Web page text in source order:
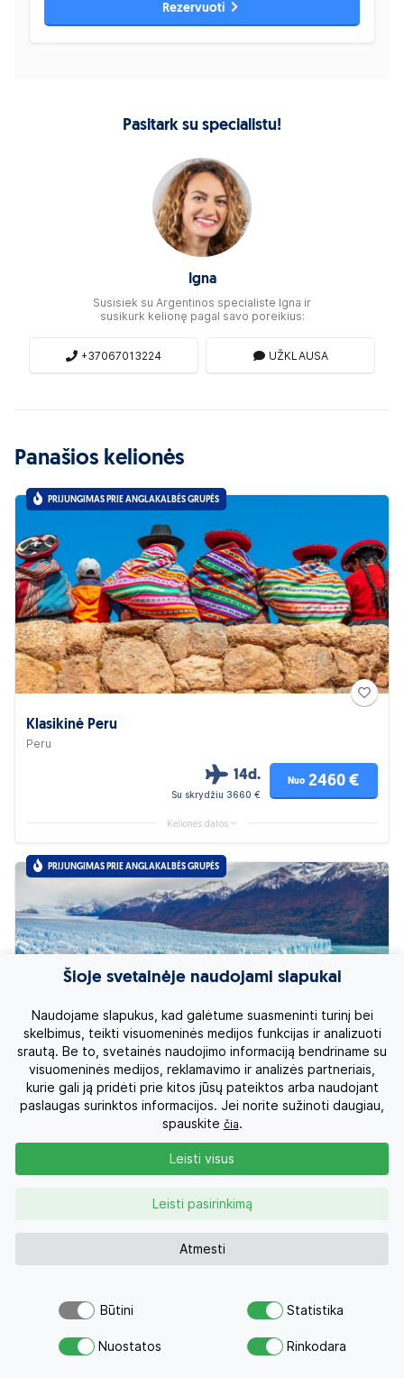
Rezervuoti
Pasitark su specialistu!
Igna
Susisiek su Argentinos specialiste Igna ir
susikurk kelionę pagal savo poreikius:
+37067013224 UŽKLAUSA
Panašios kelionės
PRIJUNGIMAS PRIE ANGLAKALBĖS GRUPĖS
Klasikinė Peru
Peru
14d.
Su skrydžiu 3660 €
Nuo 2460 €
Kelionės datos
PRIJUNGIMAS PRIE ANGLAKALBĖS GRUPĖS
Argentinos Patagonijos šiaurė ir pietūs su Igvasu
kriokliais
Kelionės datos
PRIJUNGIMAS PRIE ANGLAKALBĖS GRUPĖS
Savo svajonių atostogoms
domėjosi 26 žmonės
Šioje svetainėje naudojami slapukai
Naudojame slapukus, kad galėtume suasmeninti turinį bei
skelbimus, teikti visuomeninės medijos funkcijas ir analizuoti
srautą. Be to, svetainės naudojimo informaciją bendriname su
visuomeninės medijos, reklamavimo ir analizės partneriais,
kurie gali ją pridėti prie kitos jūsų pateiktos arba naudojant
paslaugas surinktos informacijos. Jei norite sužinoti daugiau,
spauskite čia.
Atmesti
Leisti pasirinkimą
Leisti visus
Būtini Statistika
Nuostatos Rinkodara